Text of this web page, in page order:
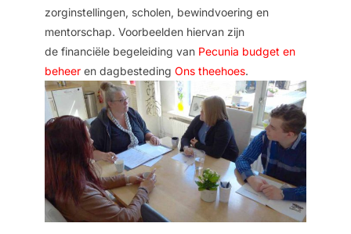
zorginstellingen, scholen, bewindvoering en
mentorschap. Voorbeelden hiervan zijn
de financiële begeleiding van Pecunia budget en
beheerendagbesteding Ons theehoes.